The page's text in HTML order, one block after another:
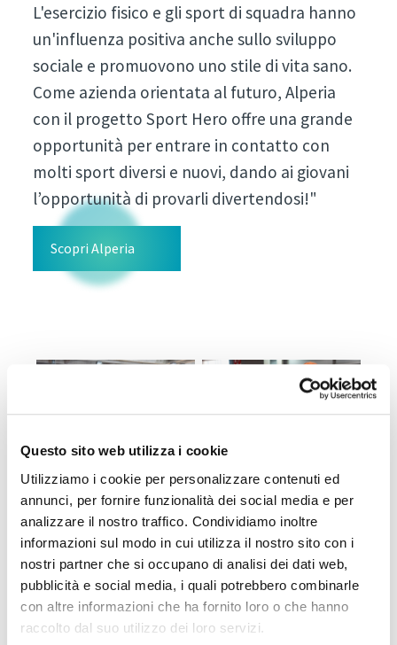
Questo sito web utilizza i cookie
Utilizziamo i cookie per personalizzare contenuti ed
annunci, per fornire funzionalità dei social media e per
analizzare il nostro traffico. Condividiamo inoltre
informazioni sul modo in cui utilizza il nostro sito con i
nostri partner che si occupano di analisi dei dati web,
pubblicità e social media, i quali potrebbero combinarle
con altre informazioni che ha fornito loro o che hanno
raccolto dal suo utilizzo dei loro servizi.
L'esercizio fisico e gli sport di squadra hanno
un'influenza positiva anche sullo sviluppo
sociale e promuovono uno stile di vita sano.
Come azienda orientata al futuro, Alperia
con il progetto Sport Hero offre una grande
opportunità per entrare in contatto con
molti sport diversi e nuovi, dando ai giovani
l’opportunità di provarli divertendosi!"
Scopri Alperia